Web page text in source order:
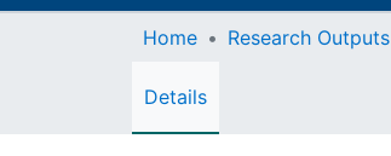
Home Research Outputs
Details